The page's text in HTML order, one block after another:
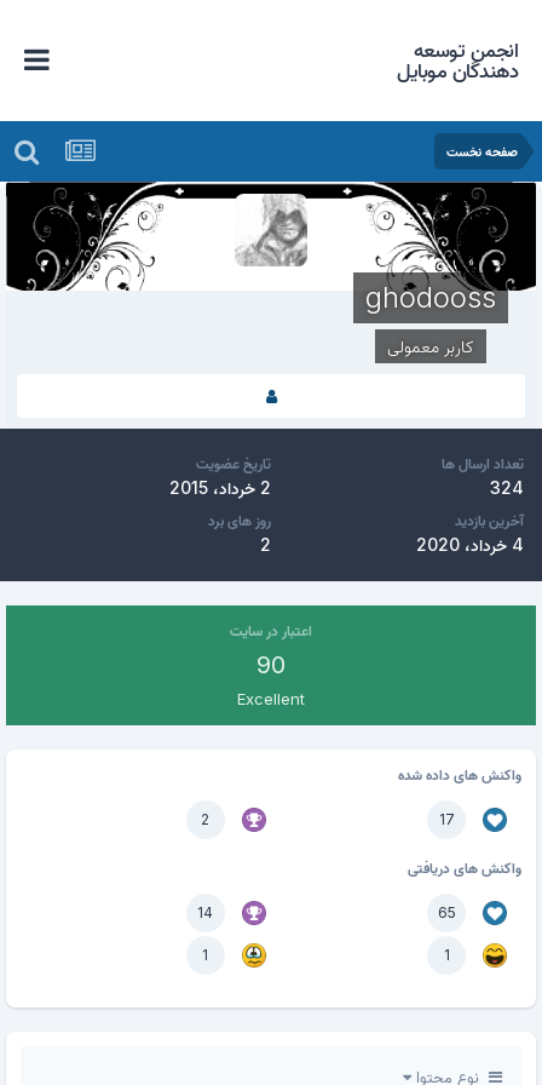
انجمن توسعه
دهندگان موبایل
صفحه نخست
ghodooss
کاربر معمولی
تعداد ارسال ها
324
تاریخ عضویت
2 خرداد، 2015
آخرین بازدید
4 خرداد، 2020
روز های برد
2
اعتبار در سایت
90
Excellent
واکنش های داده شده
17
2
واکنش های دریافتی
65
14
نوع محتوا